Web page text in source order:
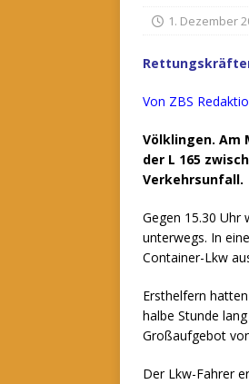
1. Dezember
Von ZBS
Völklingen. Am
der L 165
Verkehrsunfall.
Gegen 15.30 Uhr
unterwegs. In
Container-Lkw
Ersthelfern
halbe Stunde
Großaufgebot
Der Lkw-Fahrer